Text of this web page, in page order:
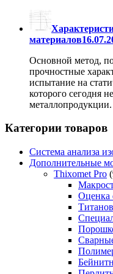
материалов
Основной метод,
прочностные
испытание на
которого сегодня
металлопродукции.
Категории товаров
Система анализа
Дополнительные
Thixomet Pro
Оценка